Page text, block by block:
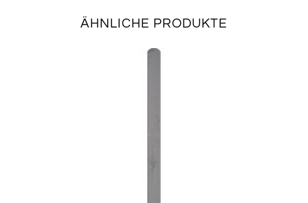
ÄHNLICHE PRODUKTE